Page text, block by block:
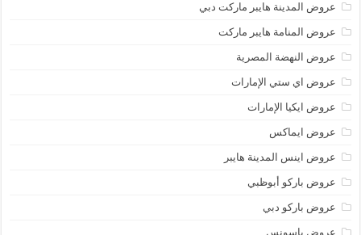
عروض المدينة هايبر ماركت دبي
عروض المنامة هايبر ماركت
عروض النهضة المصرية
عروض اي ستي الإمارات
عروض ايكيا الإمارات
عروض ايماكس
عروض اينس المدينة هايبر
عروض باركو أبوظبي
عروض باركو دبي
عروض باسونس